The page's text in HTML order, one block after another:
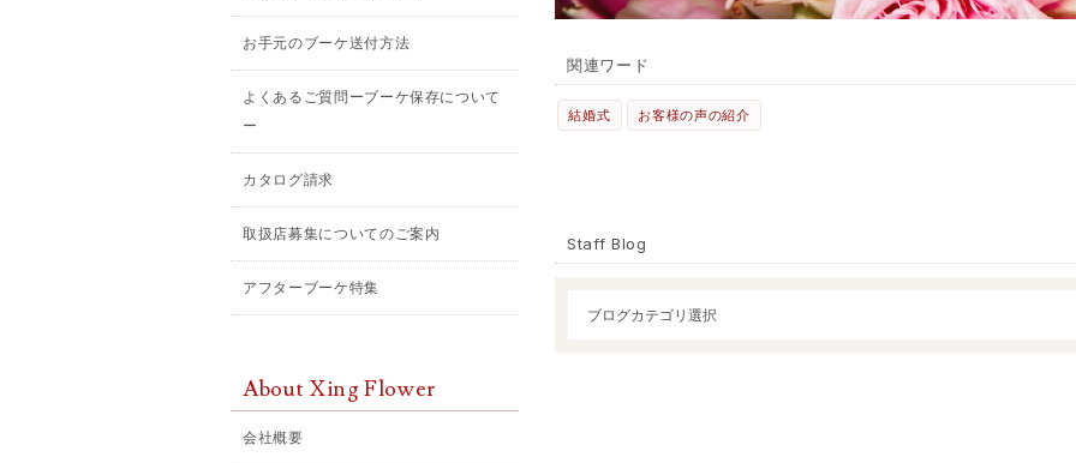
関連ワード
結婚式 お客様の声の紹介
Staff Blog
お手元のブーケ送付方法
よくあるご質問ーブーケ保存について
ー
カタログ請求
取扱店募集についてのご案内
アフターブーケ特集
About Xing Flower
会社概要